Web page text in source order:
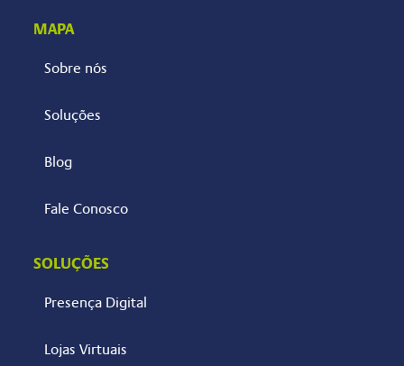
MAPA
Sobre nós
Soluções
Blog
Fale Conosco
SOLUÇÕES
Presença Digital
Lojas Virtuais